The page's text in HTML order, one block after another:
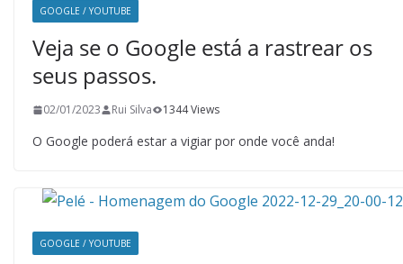
GOOGLE / YOUTUBE
Veja se o Google está a rastrear os
seus passos.
02/01/2023 Rui Silva 1344 Views
O Google poderá estar a vigiar por onde você anda!
GOOGLE / YOUTUBE